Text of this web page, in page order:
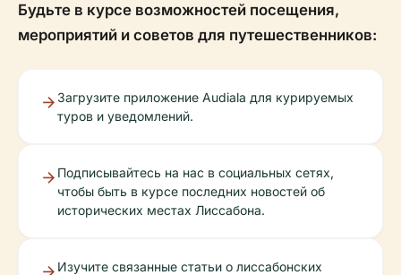
Будьте в курсе возможностей посещения,
мероприятий и советов для путешественников:
Загрузите приложение Audiala для курируемых
туров и уведомлений.
Подписывайтесь на нас в социальных сетях,
чтобы быть в курсе последних новостей об
исторических местах Лиссабона.
Изучите связанные статьи о лиссабонских